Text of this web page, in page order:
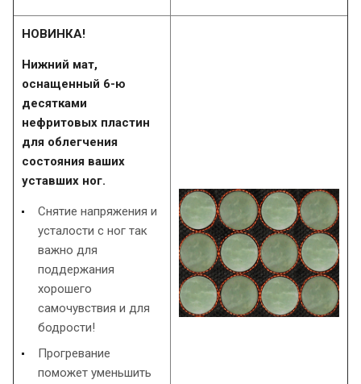
НОВИНКА!
Нижний мат,
оснащенный 6-ю
десятками
нефритовых пластин
для облегчения
состояния ваших
уставших ног.
Снятие напряжения и
усталости с ног так
важно для
поддержания
хорошего
самочувствия и для
бодрости!
Прогревание
поможет уменьшить